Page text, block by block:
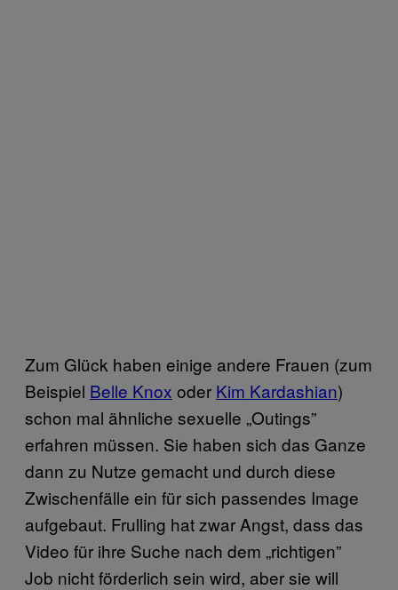
Zum Glück haben einige andere Frauen (zum
Beispiel Belle Knox oder Kim Kardashian)
schon mal ähnliche sexuelle „Outings”
erfahren müssen. Sie haben sich das Ganze
dann zu Nutze gemacht und durch diese
Zwischenfälle ein für sich passendes Image
aufgebaut. Frulling hat zwar Angst, dass das
Video für ihre Suche nach dem „richtigen”
Job nicht förderlich sein wird, aber sie will